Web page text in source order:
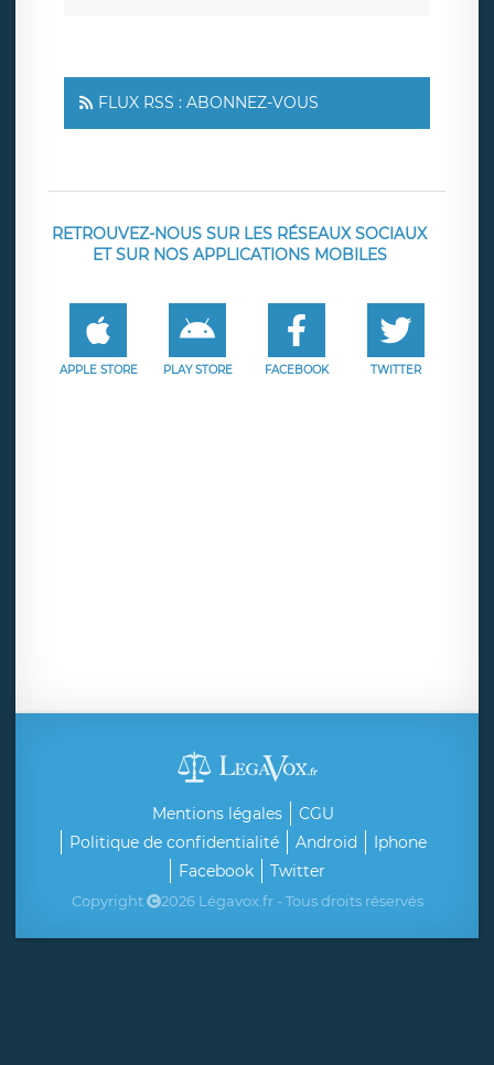
FLUX RSS : ABONNEZ-VOUS
RETROUVEZ-NOUS SUR LES RÉSEAUX SOCIAUX
ET SUR NOS APPLICATIONS MOBILES
APPLE STORE PLAY STORE FACEBOOK TWITTER
Mentions légales
CGU
Politique de confidentialité
Android
Iphone
Facebook
Twitter
Copyright 2026 Légavox.fr - Tous droits réservés